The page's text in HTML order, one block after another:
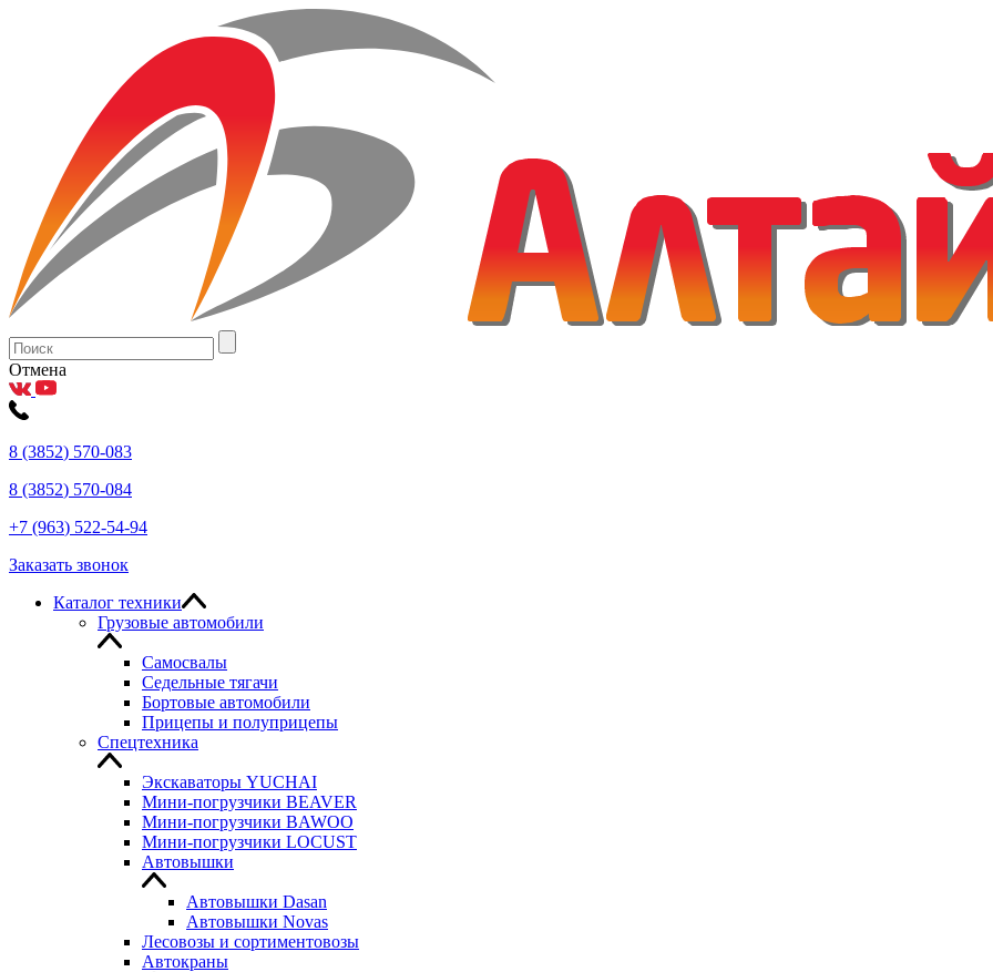
Отмена
8 (3852) 570-083
8 (3852) 570-084
+7 (963) 522-54-94
Заказать звонок
Каталог техники
Грузовые автомобили
Самосвалы
Седельные тягачи
Бортовые автомобили
Прицепы и полуприцепы
Спецтехника
Экскаваторы YUCHAI
Мини-погрузчики BEAVER
Мини-погрузчики BAWOO
Мини-погрузчики LOCUST
Автовышки
Автовышки Dasan
Автовышки Novas
Лесовозы и сортиментовозы
Автокраны